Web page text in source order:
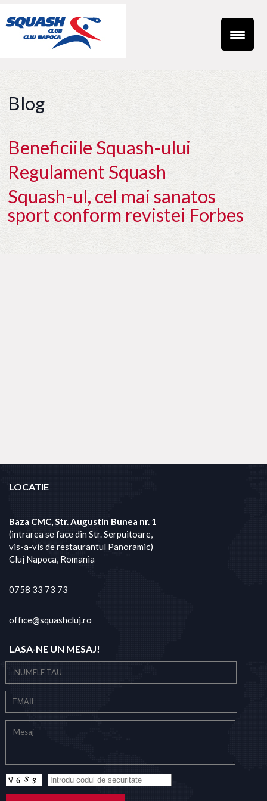
Blog
Beneficiile Squash-ului
Regulament Squash
Squash-ul, cel mai sanatos
sport conform revistei Forbes
LOCATIE
Baza CMC, Str. Augustin Bunea nr. 1
(intrarea se face din Str. Serpuitoare,
vis-a-vis de restaurantul Panoramic)
Cluj Napoca, Romania
0758 33 73 73
office@squashcluj.ro
LASA-NE UN MESAJ!